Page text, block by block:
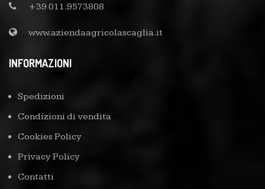
+39 011.9573808
www.aziendaagricolascaglia.it
INFORMAZIONI
Spedizioni
Condizioni di vendita
Cookies Policy
Privacy Policy
Contatti